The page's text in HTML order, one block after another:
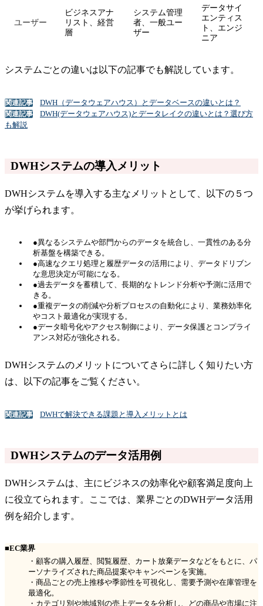
ユーザー
ビジネスアナ
リスト、経営
層
システム管理
者、一般ユー
ザー
データサイ
エンティス
ト、エンジ
ニア
システムごとの違いは以下の記事でも解説しています。
関連記事 DWH（データウェアハウス）とデータベースの違いとは？
関連記事
DWH(データウェアハウス)とデータレイクの違いとは？選び方
も解説
DWHシステムの導入メリット
DWHシステムを導入する主なメリットとして、以下の５つ
が挙げられます。
●異なるシステムや部門からのデータを統合し、一貫性のある分
析基盤を構築できる。
●高速なクエリ処理と履歴データの活用により、データドリブン
な意思決定が可能になる。
●過去データを蓄積して、長期的なトレンド分析や予測に活用で
きる。
●重複データの削減や分析プロセスの自動化により、業務効率化
やコスト最適化が実現する。
●データ暗号化やアクセス制御により、データ保護とコンプライ
アンス対応が強化される。
DWHシステムのメリットについてさらに詳しく知りたい方
は、以下の記事をご覧ください。
関連記事 DWHで解決できる課題と導入メリットとは
DWHシステムのデータ活用例
DWHシステムは、主にビジネスの効率化や顧客満足度向上
に役立てられます。ここでは、業界ごとのDWHデータ活用
例を紹介します。
■EC業界
・顧客の購入履歴、閲覧履歴、カート放棄データなどをもとに、パ
ーソナライズされた商品提案やキャンペーンを実施。
・商品ごとの売上推移や季節性を可視化し、需要予測や在庫管理を
最適化。
・カテゴリ別や地域別の売上データを分析し、どの商品や市場に注